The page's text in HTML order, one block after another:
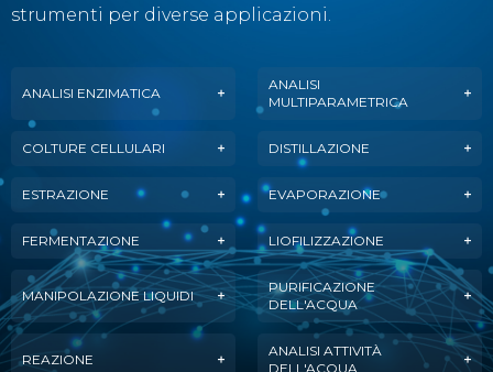
strumenti per diverse applicazioni.
ANALISI ENZIMATICA
ANALISI
MULTIPARAMETRICA
COLTURE CELLULARI DISTILLAZIONE
ESTRAZIONE EVAPORAZIONE
FERMENTAZIONE LIOFILIZZAZIONE
MANIPOLAZIONE LIQUIDI
PURIFICAZIONE
DELL'ACQUA
REAZIONE
ANALISI ATTIVITÀ
DELL'ACQUA